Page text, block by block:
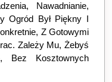
Nawadnianie,
Ogród Był Piękny I
Z Gotowymi
Zależy Mu, Żebyś
Bez Kosztownych